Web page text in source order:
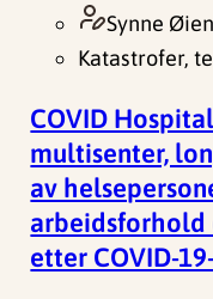
Synne
Katastrofer,
COVID
multisenter,
av
arbeidsforhold
etter COVID-